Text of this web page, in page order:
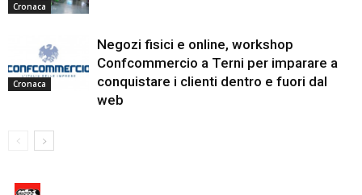
Cronaca
Cronaca
Negozi fisici e online, workshop
Confcommercio a Terni per imparare a
conquistare i clienti dentro e fuori dal
web